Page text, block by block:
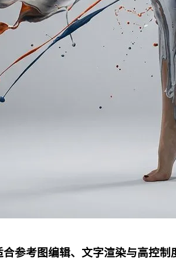
合参考图编辑、文字渲染与高控制